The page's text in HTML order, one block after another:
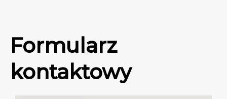
Formularz
kontaktowy